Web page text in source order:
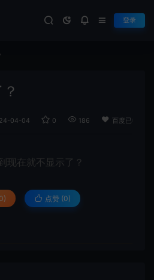
登录
04-04 0 186 百度已收录
现在就不显示了？
点赞 (0)